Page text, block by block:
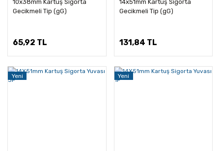
10x38mm Kartuş Sigorta
Gecikmeli Tip (gG)
65,92 TL
14x51mm Kartuş Sigorta
Gecikmeli Tip (gG)
131,84 TL
Yeni Yeni